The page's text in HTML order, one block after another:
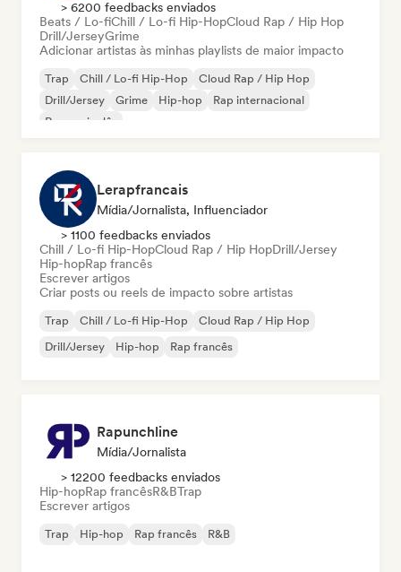
> 6200 feedbacks enviados
Beats / Lo-fiChill / Lo-fi Hip-HopCloud Rap / Hip Hop
Drill/JerseyGrime
Adicionar artistas às minhas playlists de maior impacto
Trap Chill / Lo-fi Hip-Hop
Cloud Rap / Hip Hop
Drill/Jersey
Grime Hip-hop
Rap internacional
Rap em inglês
Lerapfrancais
Mídia/Jornalista, Influenciador
> 1100 feedbacks enviados
Chill / Lo-fi Hip-HopCloud Rap / Hip HopDrill/Jersey
Hip-hopRap francês
Escrever artigos
Criar posts ou reels de impacto sobre artistas
Trap Chill / Lo-fi Hip-Hop
Cloud Rap / Hip Hop
Drill/Jersey
Hip-hop Rap francês
Rapunchline
Mídia/Jornalista
> 12200 feedbacks enviados
Hip-hopRap francêsR&BTrap
Escrever artigos
Trap Hip-hop Rap francês R&B